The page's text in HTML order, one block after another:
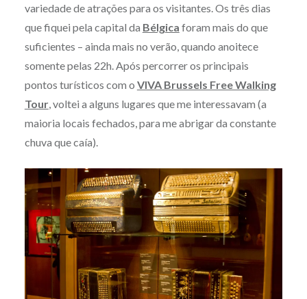
variedade de atrações para os visitantes. Os três dias
que fiquei pela capital da Bélgica foram mais do que
suficientes – ainda mais no verão, quando anoitece
somente pelas 22h. Após percorrer os principais
pontos turísticos com o VIVA Brussels Free Walking
Tour, voltei a alguns lugares que me interessavam (a
maioria locais fechados, para me abrigar da constante
chuva que caía).